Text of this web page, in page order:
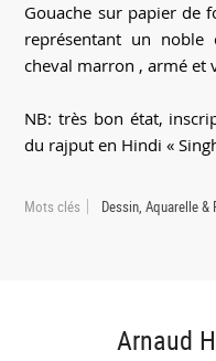
Gouache sur papier de
représentant un
cheval marron , armé et
NB: très bon état,
du rajput en Hindi «
Mots clés Dessin, Aquarelle &
Arnaud